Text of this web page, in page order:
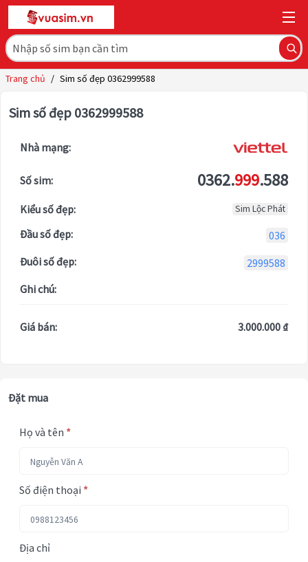
Trang chủ / Sim số đẹp 0362999588
Sim số đẹp 0362999588
Nhà mạng:
Số sim: 0362.999.588
Kiểu số đẹp: Sim Lộc Phát
Đầu số đẹp:
036
Đuôi số đẹp:
2999588
Ghi chú:
Giá bán: 3.000.000 ₫
Đặt mua
Họ và tên *
Số điện thoại *
Địa chỉ